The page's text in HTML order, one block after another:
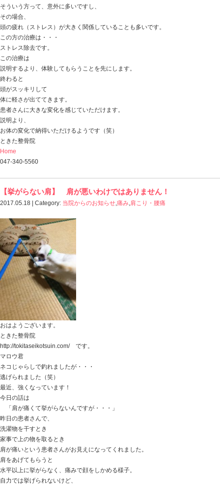
ムスメからメールで
「マロウ君かわいく撮れたから送るね～！」
と、写真が来ました。
確かにキレイに撮れています
なんか加工してんのかな・・・？（笑）
今日の話は
「頭の疲れを抜いた患者さんの反応」
先日お見えになった方で、
なんとなくダルイし
体が重い・・・
寝てても寝た気がしないし、
気分も上がらないのと、めんどくささが出るようになっ
これって、どうにかなりませんか？
という方でした。
辛いまではいかないけど、
なんとなく調子が悪い・・・
そういう方って、意外に多いですし、
その場合、
頭の疲れ（ストレス）が大きく関係していることも多い
この方の治療は・・・
ストレス除去です。
この治療は
説明するより、体験してもらうことを先にします。
終わると
頭がスッキリして
体に軽さが出ててきます。
患者さんに大きな変化を感じていただけます。
説明より、
お体の変化で納得いただけるようです（笑）
ときた整骨院
Home